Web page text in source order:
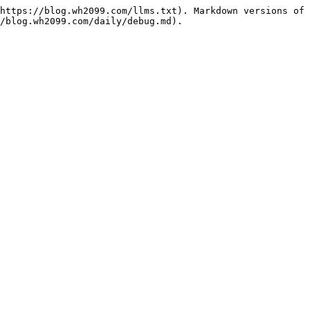
blog.wh2099.com/llms.txt). Markdown versions of
daily/debug.md).